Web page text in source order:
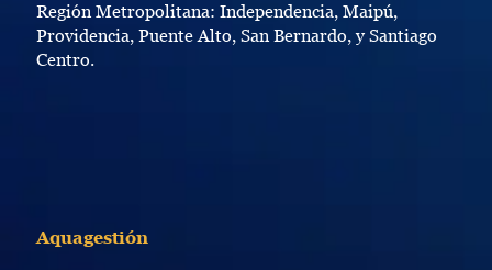
Región Metropolitana: Independencia, Maipú,
Providencia, Puente Alto, San Bernardo, y Santiago
Centro.
Aquagestión